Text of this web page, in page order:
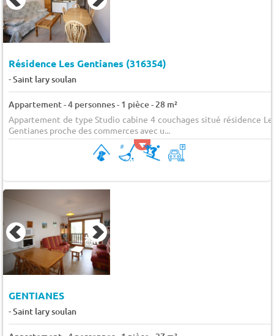
Résidence Les Gentianes (316354)
-Saint lary soulan
Appartement - 4 personnes - 1 pièce - 28 m²
Appartement de type Studio cabine 4 couchages situé résidence
Gentianes proche des commerces avec u...
GENTIANES
-Saint lary soulan